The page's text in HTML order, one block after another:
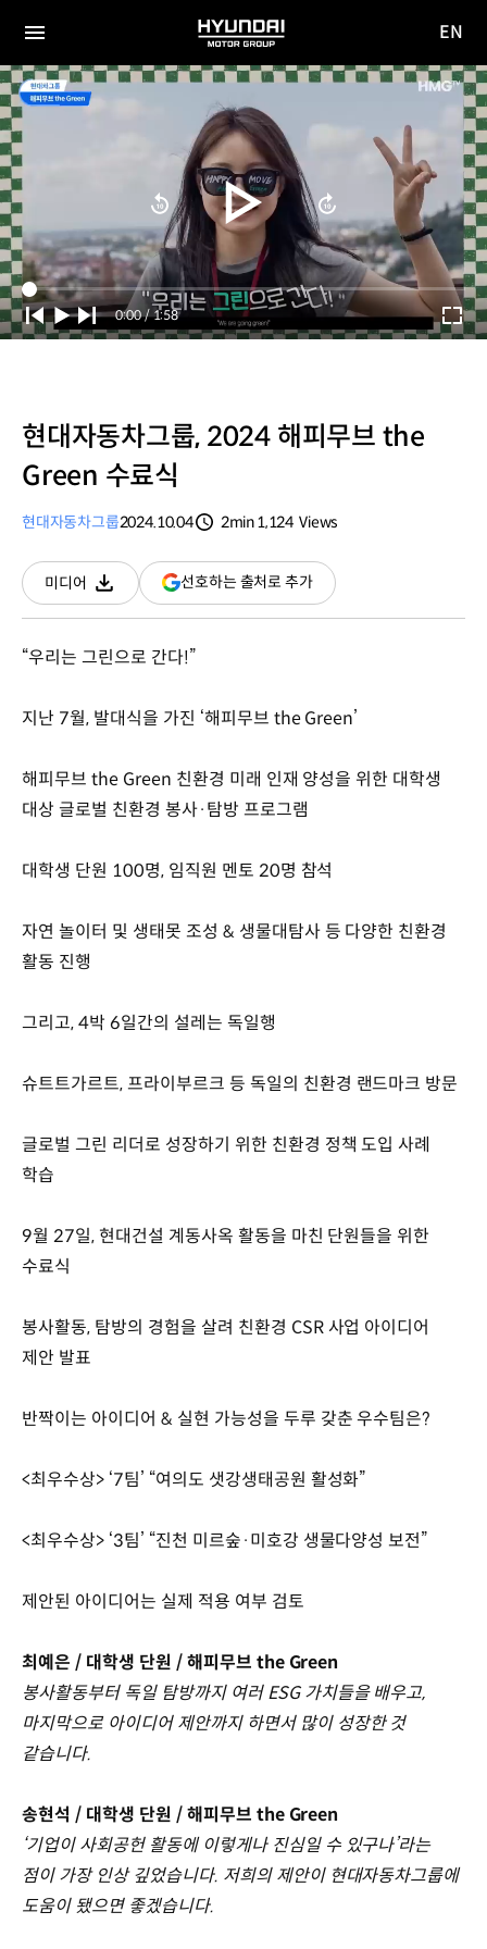
전체
메뉴
HYUNDAI
MOTOR
사이
이동
EN
Current
Time
0:00 / Duration
1:58
현대자동차그룹, 2024 해피무브 the
Green 수료식
현대자동차그룹2024.10.04
2min1,124 Views
미디어
다운로드
선호하는 출처로 추가(새
창
“우리는 그린으로 간다!”
지난 7월, 발대식을 가진 ‘해피무브 the Green’
해피무브 the Green 친환경 미래 인재 양성을 위한 대학생
대상 글로벌 친환경 봉사·탐방 프로그램
대학생 단원 100명, 임직원 멘토 20명 참석
자연 놀이터 및 생태못 조성 & 생물대탐사 등 다양한 친환경
활동 진행
그리고, 4박 6일간의 설레는 독일행
슈트트가르트, 프라이부르크 등 독일의 친환경 랜드마크 방문
글로벌 그린 리더로 성장하기 위한 친환경 정책 도입 사례
학습
9월 27일, 현대건설 계동사옥 활동을 마친 단원들을 위한
수료식
봉사활동, 탐방의 경험을 살려 친환경 CSR 사업 아이디어
제안 발표
반짝이는 아이디어 & 실현 가능성을 두루 갖춘 우수팀은?
<최우수상> ‘7팀’ “여의도 샛강생태공원 활성화”
<최우수상> ‘3팀’ “진천 미르숲·미호강 생물다양성 보전”
제안된 아이디어는 실제 적용 여부 검토
최예은 / 대학생 단원 / 해피무브 the Green
봉사활동부터 독일 탐방까지 여러 ESG 가치들을 배우고,
마지막으로 아이디어 제안까지 하면서 많이 성장한 것
같습니다.
송현석 / 대학생 단원 / 해피무브 the Green
‘기업이 사회공헌 활동에 이렇게나 진심일 수 있구나’라는
점이 가장 인상 깊었습니다. 저희의 제안이 현대자동차그룹에
도움이 됐으면 좋겠습니다.